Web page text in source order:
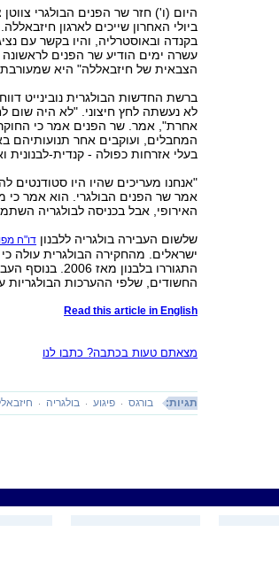
היום (ו') חזר שר הפנים הבולגרי צווטן
ביולי האחרון שייכים לארגון
עשרה ימים הודיע שר הפנים לראשונה
הצבאית של חיזבאללה" היא שמעורבת
ברשת החדשות הבולגרית נובינייט
לא נעשתה לחץ חיצוני. "לא היה שום
אחרת", אמר. שר הפנים אמר כי
המחבלים, ועוקבים אחר תנועותיהם
בעלי אזרחות כפולה - קנדית-לבנונית
"אנחנו מעריכים שהיו היו סטודנטים
אמר שר הפנים הבולגרי. הוא אמר כי
האירופי, אבל בכניסה לבולגריה
שלשום העבירה בולגריה ללבנון דו"ח
ישראלים. מהחקירה הבולגרית עולה
התגוררו
החשודים, שלפי ההערכות הבולגריות
Read this article in English
מצאתם טעות בכתבה? כתבו לנו
תגיות: בורגס פיגוע בולגריה